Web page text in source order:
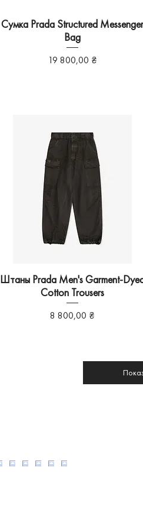
Сумка Prada Structured Messenger
Bag
Ціна
19 800,00 ₴
Штаны Prada Men's Garment-
Cotton Trousers
Ціна
8 800,00 ₴